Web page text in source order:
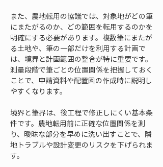
また、農地転用の協議では、対象地がどの筆
にまたがるのか、どの範囲を転用するのかを
明確にする必要があります。複数筆にまたが
る土地や、筆の一部だけを利用する計画で
は、境界と計画範囲の整合が特に重要です。
測量段階で筆ごとの位置関係を把握しておく
ことで、申請資料や配置図の作成時に説明し
やすくなります。
境界と筆界は、後工程で修正しにくい基本条
件です。農地転用前に正確な位置関係を測
り、曖昧な部分を早めに洗い出すことで、隣
地トラブルや設計変更のリスクを下げられま
す。